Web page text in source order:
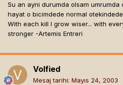
Su an ayni durumda olsam
hayat o bicimdede normal
With each kill I grow wiser... with
stronger -Artemis Entreri
Volfied
Mesaj tarihi: Mayıs 24, 2003